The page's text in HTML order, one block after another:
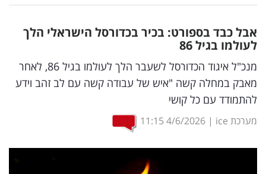
דיגיטל
וטק
שיווק
ופרסום
אבל כבד בספורט: בכיר בכדורסל הישראלי הלך
לעולמו בגיל 86
מנכ"ל איגוד הכדורסל לשעבר הלך לעולמו בגיל 86, לאחר
מאבק במחלה קשה "איש של עבודה קשה עם לב זהב וידע
להתמודד עם כל קושי
מערכת ice |
4/6/2026
11:15